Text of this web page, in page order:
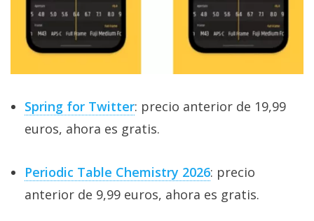
Spring for Twitter: precio anterior de 19,99
euros, ahora es gratis.
Periodic Table Chemistry 2026: precio
anterior de 9,99 euros, ahora es gratis.